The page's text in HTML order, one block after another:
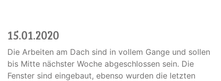
15.01.2020
Die Arbeiten am Dach sind in vollem Gange und sollen
bis Mitte nächster Woche abgeschlossen sein. Die
Fenster sind eingebaut, ebenso wurden die letzten